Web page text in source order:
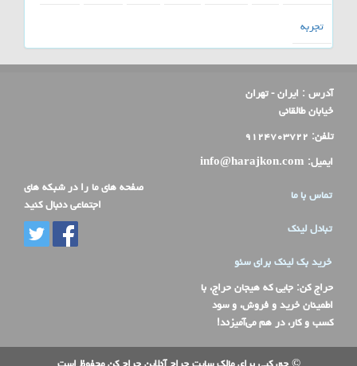
تجربه
آدرس : ایران - تهران
خیابان طالقانی
تلفن: ۹۱۲۴۷۰۳۷۲۲
ایمیل: info@harajkon.com
تماس با ما
تبادل لینک
خرید بک لینک برای سئو
حراج کن: جایی که هیجان حراج، با
اطمینان خرید و فروش، و سود
کسب و کار، در هم می‌آمیزند!
صفحه های ما را در شبکه های
اجتماعی دنبال کنید